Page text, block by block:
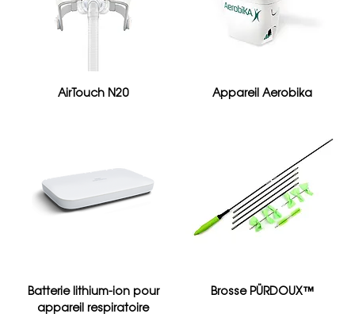
AirTouch N20 Appareil Aerobika
Batterie lithium-ion pour
appareil respiratoire
Brosse PÜRDOUX™